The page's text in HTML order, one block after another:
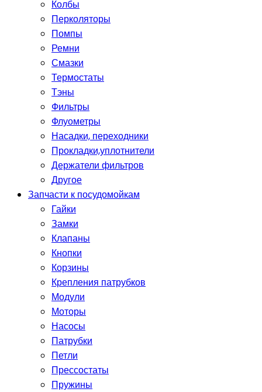
Колбы
Перколяторы
Помпы
Ремни
Смазки
Термостаты
Тэны
Фильтры
Флуометры
Насадки, переходники
Прокладки,уплотнители
Держатели фильтров
Другое
Запчасти к посудомойкам
Гайки
Замки
Клапаны
Кнопки
Корзины
Крепления патрубков
Модули
Моторы
Насосы
Патрубки
Петли
Прессостаты
Пружины